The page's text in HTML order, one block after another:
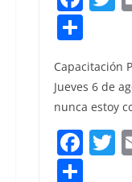
e
b
o
o
h
ar
e
Capacitación
Jueves 6 de
nunca estoy
F T